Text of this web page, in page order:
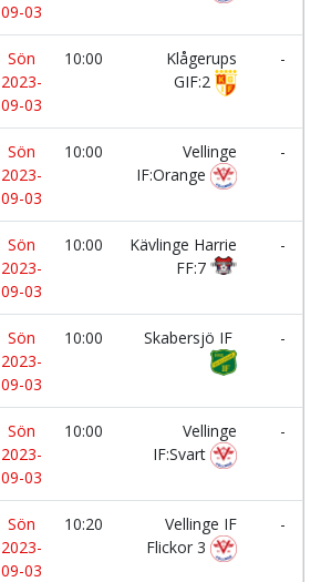
09-03
Sön
2023-
09-03
10:00
Klågerups
GIF:2
-
Sön
2023-
09-03
10:00
Vellinge
IF:Orange
-
Sön
2023-
09-03
10:00
Kävlinge Harrie
FF:7
-
Sön
2023-
09-03
10:00 Skabersjö IF -
Sön
2023-
09-03
10:00
Vellinge
IF:Svart
-
Sön
2023-
09-03
10:20
Vellinge IF
Flickor 3
-